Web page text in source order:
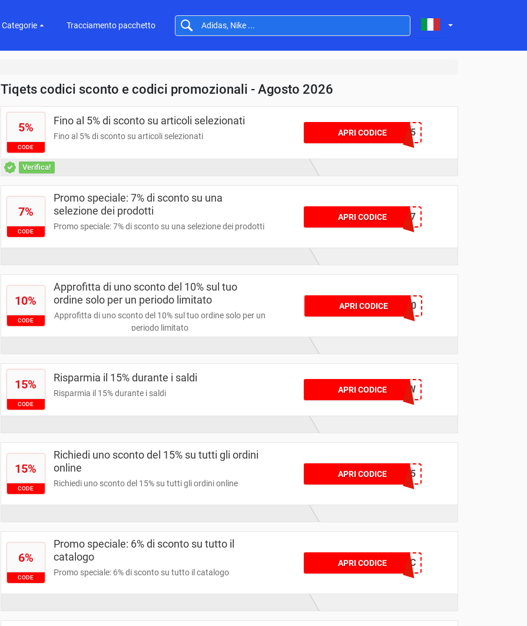
Categorie Tracciamento pacchetto
Tiqets codici sconto e codici promozionali - Agosto 2026
5%
CODE
Fino al 5% di sconto su articoli selezionati
Fino al 5% di sconto su articoli selezionati APRI CODICECHECKOUT5
Verifica!
7%
CODE
Promo speciale: 7% di sconto su una
selezione dei prodotti
Promo speciale: 7% di sconto su una selezione dei prodotti
APRI CODICETOPNEG7
10%
CODE
Approfitta di uno sconto del 10% sul tuo
ordine solo per un periodo limitato
Approfitta di uno sconto del 10% sul tuo ordine solo per un
periodo limitato
APRI CODICE
AONTIQETS10
15%
CODE
Risparmia il 15% durante i saldi
Risparmia il 15% durante i saldi APRI CODICE15OFFPAW
15%
CODE
Richiedi uno sconto del 15% su tutti gli ordini
online
Richiedi uno sconto del 15% su tutti gli ordini online
APRI CODICE
INVOLVEASIA15
6%
CODE
Promo speciale: 6% di sconto su tutto il
catalogo
Promo speciale: 6% di sconto su tutto il catalogo
APRI CODICE 6PMC